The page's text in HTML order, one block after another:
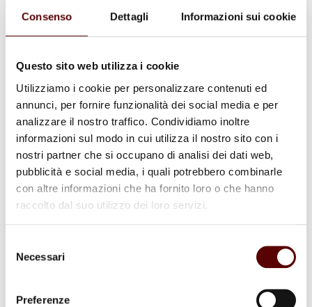
Consenso Dettagli Informazioni sui cookie
Questo sito web utilizza i cookie
Utilizziamo i cookie per personalizzare contenuti ed
annunci, per fornire funzionalità dei social media e per
analizzare il nostro traffico. Condividiamo inoltre
informazioni sul modo in cui utilizza il nostro sito con i
nostri partner che si occupano di analisi dei dati web,
pubblicità e social media, i quali potrebbero combinarle
con altre informazioni che ha fornito loro o che hanno
raccolto dal suo utilizzo dei loro servizi.
delNecessari
Preferenze
ALCIDE SAMUELE DONATELLA FORTINI
10 Gennaio 2024 a 15:02
Rispondi
Vi siamo vicini in questo faticoso momento per voi, un
Alcide Donatella, Samuele Fortini
Emanuela Bovina
Ringrazio di cuore